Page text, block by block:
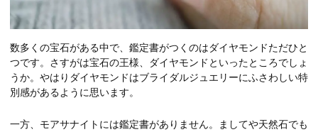
数多くの宝石がある中で、鑑定書がつくのはダイヤモンドただひと
つです。さすがは宝石の王様、ダイヤモンドといったところでしょ
うか。やはりダイヤモンドはブライダルジュエリーにふさわしい特
別感があるように思います。
一方、モアサナイトには鑑定書がありません。ましてや天然石でも